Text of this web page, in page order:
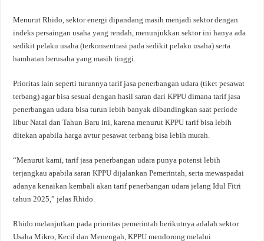
Menurut Rhido, sektor energi dipandang masih menjadi sektor dengan
indeks persaingan usaha yang rendah, menunjukkan sektor ini hanya ada
sedikit pelaku usaha (terkonsentrasi pada sedikit pelaku usaha) serta
hambatan berusaha yang masih tinggi.
Prioritas lain seperti turunnya tarif jasa penerbangan udara (tiket pesawat
terbang) agar bisa sesuai dengan hasil saran dari KPPU dimana tarif jasa
penerbangan udara bisa turun lebih banyak dibandingkan saat periode
libur Natal dan Tahun Baru ini, karena menurut KPPU tarif bisa lebih
ditekan apabila harga avtur pesawat terbang bisa lebih murah.
“Menurut kami, tarif jasa penerbangan udara punya potensi lebih
terjangkau apabila saran KPPU dijalankan Pemerintah, serta mewaspadai
adanya kenaikan kembali akan tarif penerbangan udara jelang Idul Fitri
tahun 2025,” jelas Rhido.
Rhido melanjutkan pada prioritas pemerintah berikutnya adalah sektor
Usaha Mikro, Kecil dan Menengah, KPPU mendorong melalui